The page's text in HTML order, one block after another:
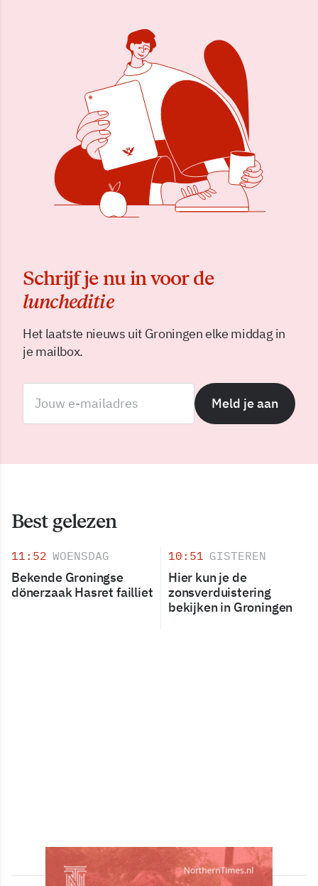
Schrijf je nu in voor de
luncheditie
Het laatste nieuws uit Groningen elke middag in
je mailbox.
Meld je aan
Best gelezen
11:52 WOENSDAG
Bekende Groningse
dönerzaak Hasret failliet
10:51 GISTEREN
Hier kun je de
zonsverduistering
bekijken in Groningen